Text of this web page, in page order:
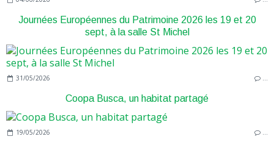
Journées Européennes du Patrimoine 2026 les 19 et 20
sept, à la salle St Michel
31/05/2026 …
Coopa Busca, un habitat partagé
19/05/2026 …